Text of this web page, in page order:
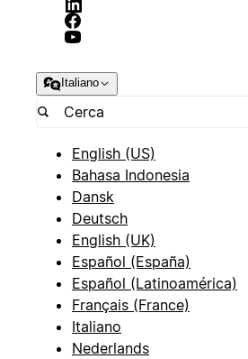
Italiano
English (US)
Bahasa Indonesia
Dansk
Deutsch
English (UK)
Español (España)
Español (Latinoamérica)
Français (France)
Italiano
Nederlands